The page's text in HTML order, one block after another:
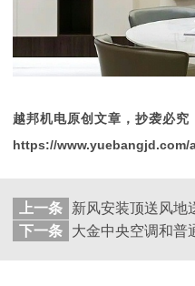
越邦机电原创文章，抄袭必
https://www.yuebangjd.com/
上一条
下一条